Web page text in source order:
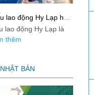
lao động Hy Lạp hết
nhật mới nhất
lao động Hy Lạp là
thêm
BẢN